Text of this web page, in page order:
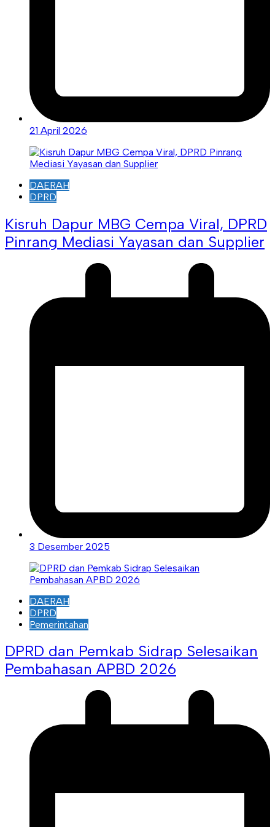
21 April 2026
DAERAH
DPRD
Kisruh Dapur MBG Cempa Viral, DPRD
Pinrang Mediasi Yayasan dan Supplier
3 Desember 2025
DAERAH
DPRD
Pemerintahan
DPRD dan Pemkab Sidrap Selesaikan
Pembahasan APBD 2026